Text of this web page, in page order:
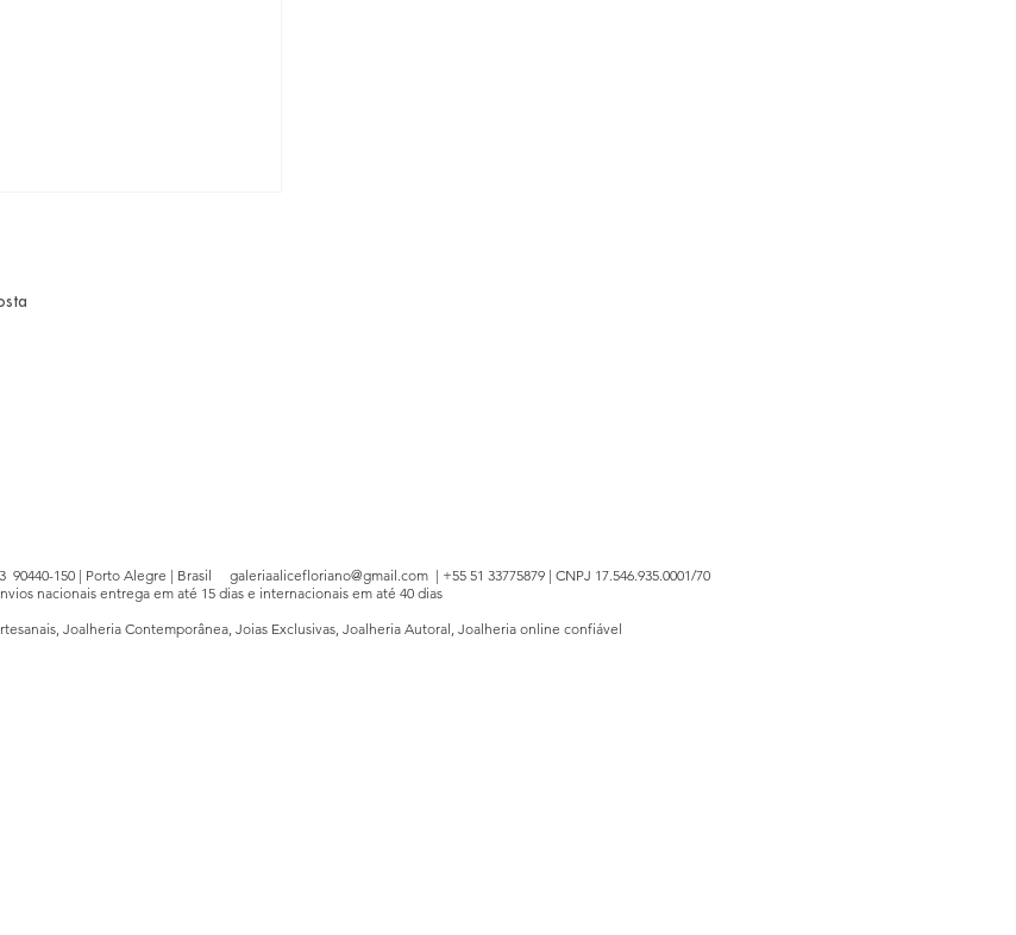
90440-150 | Porto Alegre | Brasil galeriaalicefloriano@gmail.com| +55 51 33775879 | CNPJ 17.546.935.0001/70
nacionais entrega em até 15 dias e internacionais em até 40 dias
Joalheria Contemporânea, Joias Exclusivas, Joalheria Autoral, Joalheria online confiável